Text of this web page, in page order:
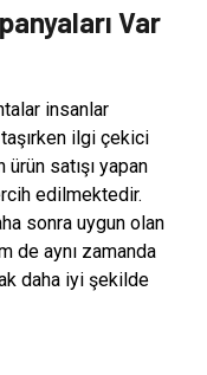
Var
insanlar
taşırken ilgi çekici
satışı yapan
edilmektedir.
sonra uygun olan
de aynı zamanda
daha iyi şekilde